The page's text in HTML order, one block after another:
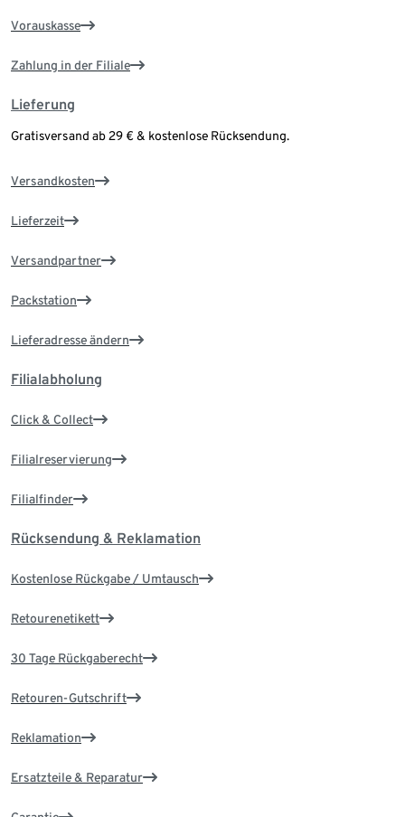
Vorauskasse
Zahlung in der Filiale
Lieferung
Gratisversand ab 29 € & kostenlose Rücksendung.
Versandkosten
Lieferzeit
Versandpartner
Packstation
Lieferadresse ändern
Filialabholung
Click & Collect
Filialreservierung
Filialfinder
Rücksendung & Reklamation
Kostenlose Rückgabe / Umtausch
Retourenetikett
30 Tage Rückgaberecht
Retouren-Gutschrift
Reklamation
Ersatzteile & Reparatur